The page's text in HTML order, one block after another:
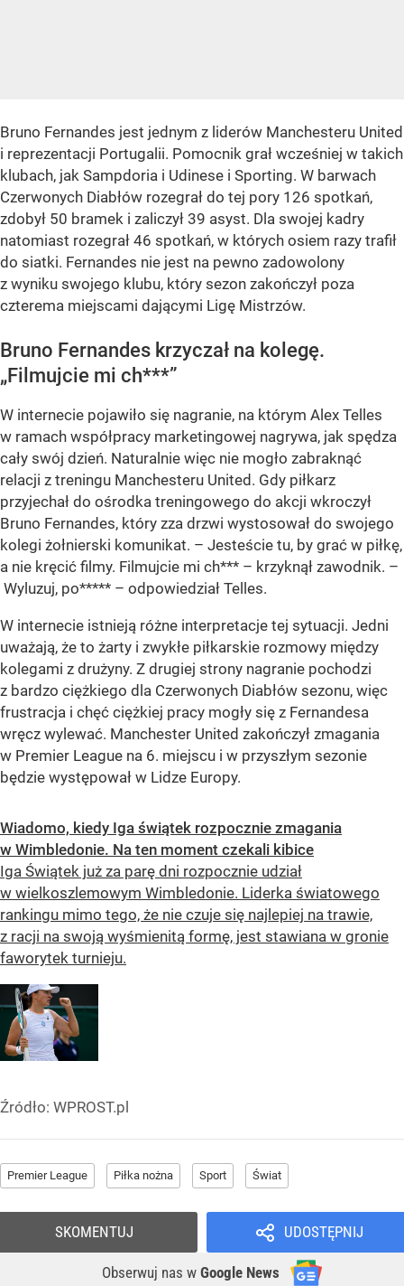
Bruno Fernandes jest jednym z liderów Manchesteru United
i reprezentacji Portugalii. Pomocnik grał wcześniej w takich
klubach, jak Sampdoria i Udinese i Sporting. W barwach
Czerwonych Diabłów rozegrał do tej pory 126 spotkań,
zdobył 50 bramek i zaliczył 39 asyst. Dla swojej kadry
natomiast rozegrał 46 spotkań, w których osiem razy trafił
do siatki. Fernandes nie jest na pewno zadowolony
z wyniku swojego klubu, który sezon zakończył poza
czterema miejscami dającymi Ligę Mistrzów.
Bruno Fernandes krzyczał na kolegę.
„Filmujcie mi ch***”
W internecie pojawiło się nagranie, na którym Alex Telles
w ramach współpracy marketingowej nagrywa, jak spędza
cały swój dzień. Naturalnie więc nie mogło zabraknąć
relacji z treningu Manchesteru United. Gdy piłkarz
przyjechał do ośrodka treningowego do akcji wkroczył
Bruno Fernandes, który zza drzwi wystosował do swojego
kolegi żołnierski komunikat. – Jesteście tu, by grać w piłkę,
a nie kręcić filmy. Filmujcie mi ch*** – krzyknął zawodnik. –
Wyluzuj, po***** – odpowiedział Telles.
W internecie istnieją różne interpretacje tej sytuacji. Jedni
uważają, że to żarty i zwykłe piłkarskie rozmowy między
kolegami z drużyny. Z drugiej strony nagranie pochodzi
z bardzo ciężkiego dla Czerwonych Diabłów sezonu, więc
frustracja i chęć ciężkiej pracy mogły się z Fernandesa
wręcz wylewać. Manchester United zakończył zmagania
w Premier League na 6. miejscu i w przyszłym sezonie
będzie występował w Lidze Europy.
Wiadomo, kiedy Iga świątek rozpocznie zmagania
w Wimbledonie. Na ten moment czekali kibice
Iga Świątek już za parę dni rozpocznie udział
w wielkoszlemowym Wimbledonie. Liderka światowego
rankingu mimo tego, że nie czuje się najlepiej na trawie,
z racji na swoją wyśmienitą formę, jest stawiana w gronie
faworytek turnieju.
Źródło: WPROST.pl
Premier League Piłka nożna Sport Świat
UDOSTĘPNIJ
Obserwuj nas w Google News
SKOMENTUJ